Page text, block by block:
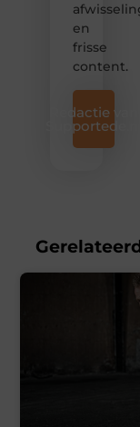
en
frisse
content.
Redactie van
Supportede.nl